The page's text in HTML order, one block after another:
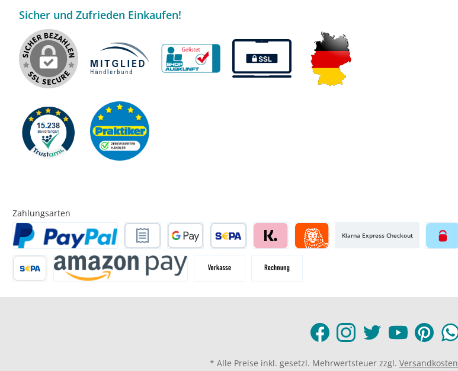
Sicher und Zufrieden Einkaufen!
Zahlungsarten
Klarna Express Checkout
* Alle Preise inkl. gesetzl. Mehrwertsteuer zzgl. Versandkosten